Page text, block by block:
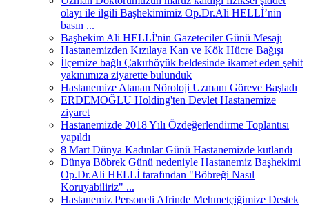
olayı ile ilgili Başhekimimiz Op.Dr.Ali HELLİ’nin
basın ...
Başhekim Ali HELLİ'nin Gazeteciler Günü Mesajı
Hastanemizden Kızılaya Kan ve Kök Hücre Bağışı
İlçemize bağlı Çakırhöyük beldesinde ikamet eden şehit
yakınımıza ziyarette bulunduk
Hastanemize Atanan Nöroloji Uzmanı Göreve Başladı
ERDEMOĞLU Holding'ten Devlet Hastanemize
ziyaret
Hastanemizde 2018 Yılı Özdeğerlendirme Toplantısı
yapıldı
8 Mart Dünya Kadınlar Günü Hastanemizde kutlandı
Dünya Böbrek Günü nedeniyle Hastanemiz Başhekimi
Op.Dr.Ali HELLİ tarafından "Böbreği Nasıl
Koruyabiliriz" ...
Hastanemiz Personeli Afrinde Mehmetçiğimize Destek